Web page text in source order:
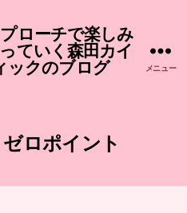
ローチで楽しみ
ていく森田カイ
ックのブログ
メニュー
ゼロポイント